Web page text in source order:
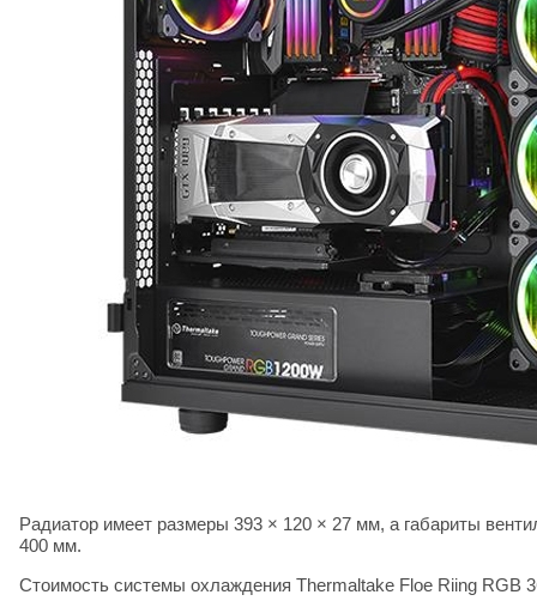
Радиатор имеет размеры 393 × 120 × 27 мм, а габариты
400 мм.
Стоимость системы охлаждения Thermaltake Floe Riing RGB